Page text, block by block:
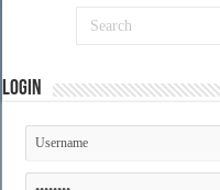
ไทย
เสียง
ไทย
Login